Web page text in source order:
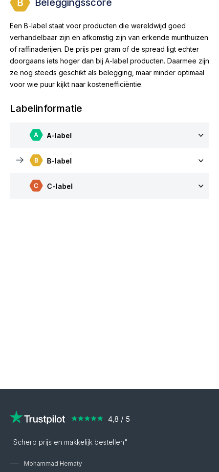
Beleggingsscore
Een B-label staat voor producten die wereldwijd goed
verhandelbaar zijn en afkomstig zijn van erkende munthuizen
of raffinaderijen. De prijs per gram of de spread ligt echter
doorgaans iets hoger dan bij A-label producten. Daarmee zijn
ze nog steeds geschikt als belegging, maar minder optimaal
voor wie puur kijkt naar kostenefficiëntie.
Labelinformatie
A-label
B-label
C-label
"Scherp prijs en makkelijk bestellen"
Mohammad Hematy